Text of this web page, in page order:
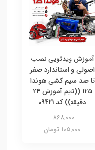
آموزش ویدئویی نصب
اصولی و استاندارد صفر
تا صد سیم کشی هوندا
125 ((تایم آموزش 24
دقیقه)) کد 09421
868,000
105,000 تومان